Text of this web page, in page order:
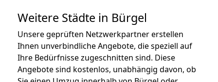
Weitere Städte in Bürgel
Unsere geprüften Netzwerkpartner erstellen
Ihnen unverbindliche Angebote, die speziell auf
Ihre Bedürfnisse zugeschnitten sind. Diese
Angebote sind kostenlos, unabhängig davon, ob